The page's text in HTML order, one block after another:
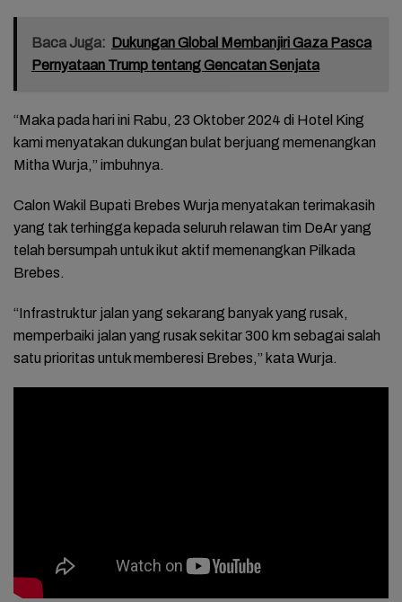
Baca Juga: Dukungan Global Membanjiri Gaza Pasca
Pernyataan Trump tentang Gencatan Senjata
“Maka pada hari ini Rabu, 23 Oktober 2024 di Hotel King
kami menyatakan dukungan bulat berjuang memenangkan
Mitha Wurja,” imbuhnya.
Calon Wakil Bupati Brebes Wurja menyatakan terimakasih
yang tak terhingga kepada seluruh relawan tim DeAr yang
telah bersumpah untuk ikut aktif memenangkan Pilkada
Brebes.
“Infrastruktur jalan yang sekarang banyak yang rusak,
memperbaiki jalan yang rusak sekitar 300 km sebagai salah
satu prioritas untuk memberesi Brebes,” kata Wurja.